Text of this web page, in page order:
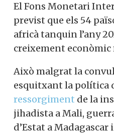
El Fons Monetari
previst que els 54
africà tanquin l’any
creixement econòmic
Això malgrat la
esquitxant la política
ressorgiment de la
jihadista a Mali,
d’Estat a Madagascar